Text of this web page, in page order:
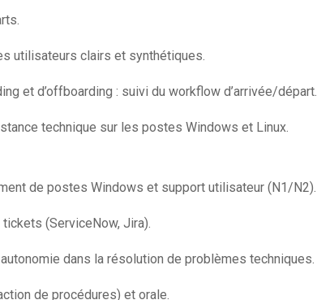
utilisateurs clairs et synthétiques.
et d’offboarding : suivi du workflow d’arrivée/départ.
technique sur les postes Windows et Linux.
de postes Windows et support utilisateur (N1/N2).
(ServiceNow, Jira).
dans la résolution de problèmes techniques.
de procédures) et orale.